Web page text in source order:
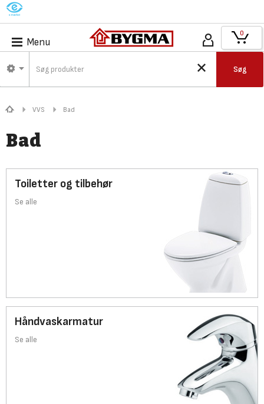
M
Menu
Søg
0
VVS Bad
Bad
Toiletter og tilbehør
Se alle
Håndvaskarmatur
Se alle